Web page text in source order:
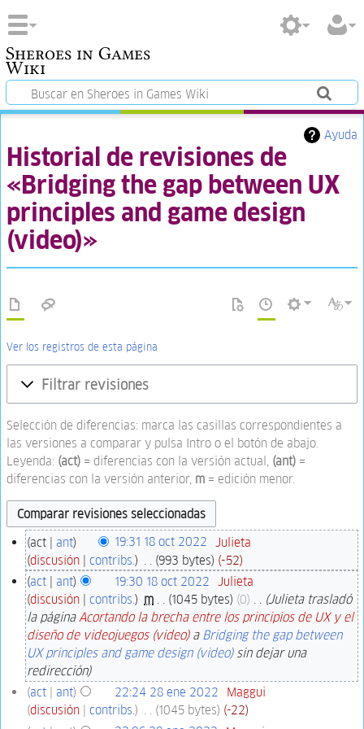
Sheroes in Games
Wiki
Ayuda
Historial de revisiones de
«Bridging the gap between UX
principles and game design
(video)»
Ver los registros de esta página
Filtrar revisiones
Selección de diferencias: marca las casillas correspondientes a
las versiones a comparar y pulsa Intro o el botón de abajo.
Leyenda: (act)= diferencias con la versión actual, (ant)=
diferencias con la versión anterior, m= edición menor.
act ant 19:31 18 oct 2022 Julieta
discusión
contribs. 993 bytes
-52
act
ant 19:30 18 oct 2022 Julieta
discusión
contribs. m 1045 bytes 0
Julieta trasladó
la páginaAcortando la brecha entre los principios de UX y el
diseño de videojuegos (video)a Bridging the gap between
UX principles and game design (video)sin dejar una
redirección
act
ant 22:24 28 ene 2022
Maggui
discusión
contribs. 1045 bytes
-22